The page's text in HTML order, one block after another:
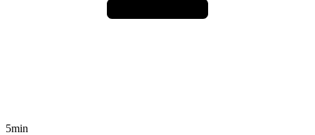
5min